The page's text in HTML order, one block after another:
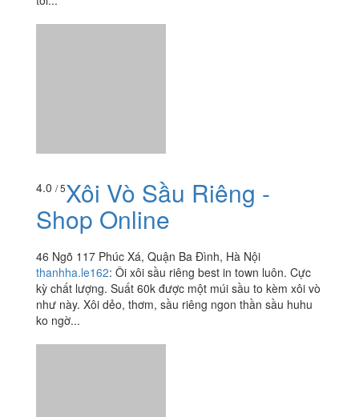
118 Yên Phụ, Quận Ba Đình, Hà Nội
tamtuntun36:Đây là quán xôi gắn nó với mình từ những
4.0/ 5Xôi Vò Sầu Riêng -
Shop Online
46 Ngõ 117 Phúc Xá, Quận Ba Đình, Hà Nội
thanhha.le162:Ôi xôi sầu riêng best in town luôn. Cực